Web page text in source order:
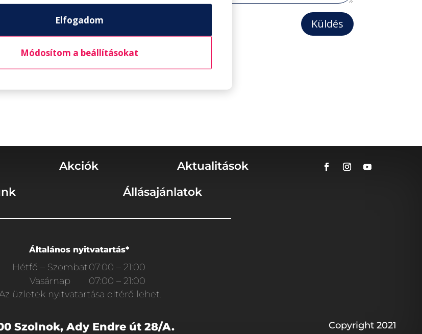
Küldés
Akciók
Aktualitások
Állásajánlatok
Általános nyitvatartás*
Hétfő – Szombat07:00 – 21:00
Vasárnap
07:00 – 21:00
üzletek nyitvatartása eltérő lehet.
Szolnok, Ady Endre út 28/A.
Copyright 2021
Elfogadom
Módosítom a beállításokat